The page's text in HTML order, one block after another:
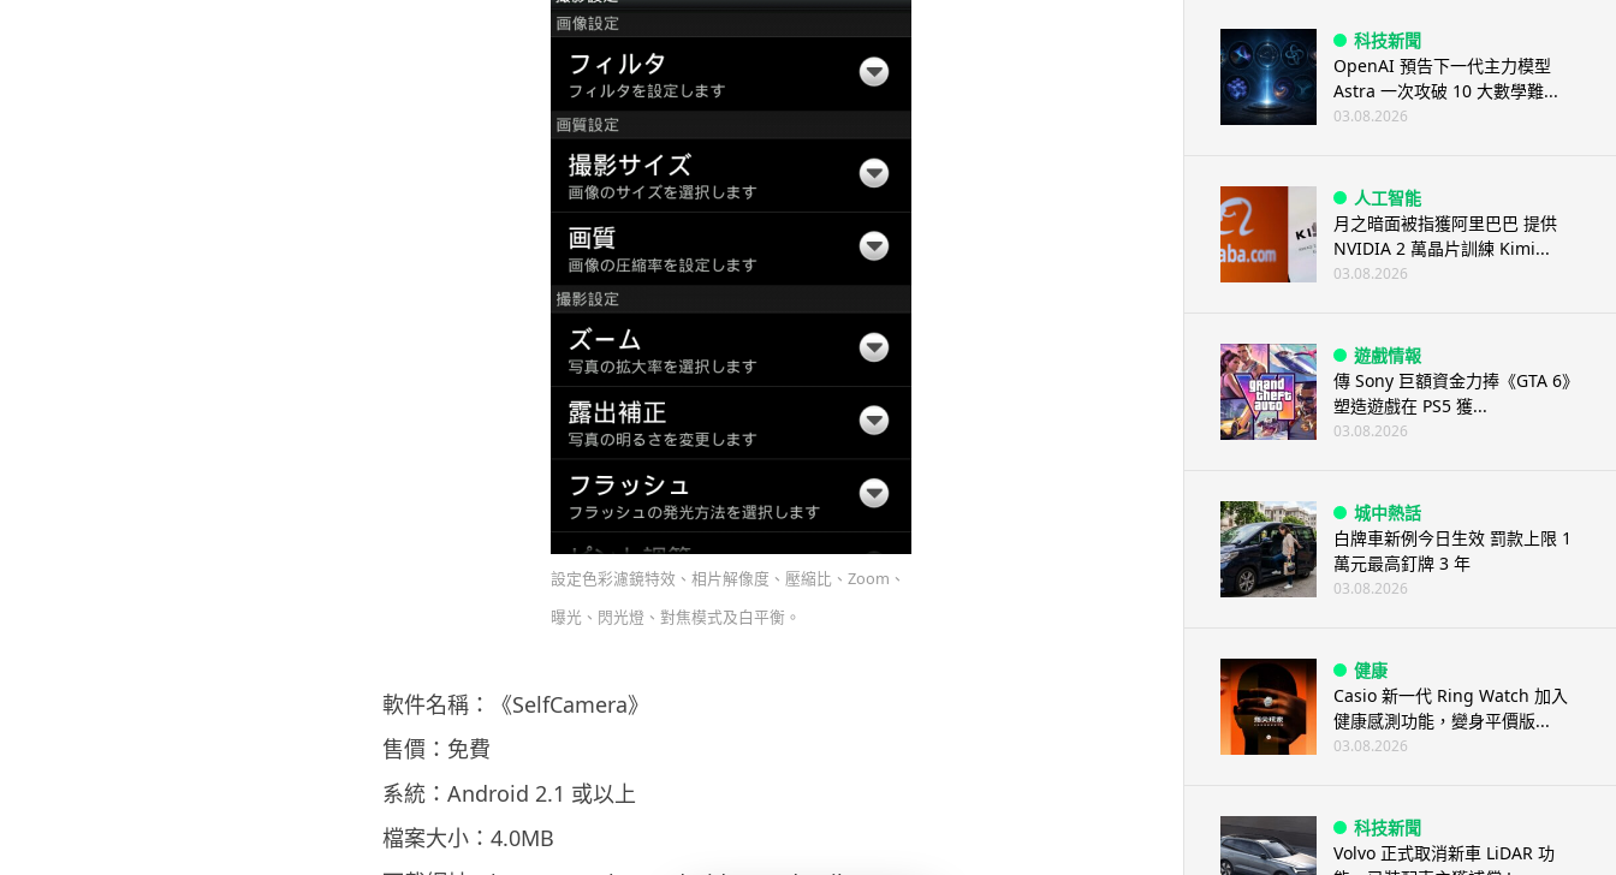
設定色彩濾鏡特效、相片解像度、壓縮比、Zoom、
曝光、閃光燈、對焦模式及白平衡。
軟件名稱：《SelfCamera》
售價：免費
系統：Android 2.1 或以上
檔案大小：4.0MB
科技新聞
OpenAI 預告下一代主力模型
Astra 一次攻破 10 大數學難...
03.08.2026
人工智能
月之暗面被指獲阿里巴巴 提供
NVIDIA 2 萬晶片訓練 Kimi...
03.08.2026
遊戲情報
傳 Sony 巨額資金力捧《GTA 6》
塑造遊戲在 PS5 獲...
03.08.2026
城中熱話
白牌車新例今日生效 罰款上限 1
萬元最高釘牌 3 年
03.08.2026
健康
Casio 新一代 Ring Watch 加入
健康感測功能，變身平價版...
03.08.2026
科技新聞
Volvo 正式取消新車 LiDAR 功